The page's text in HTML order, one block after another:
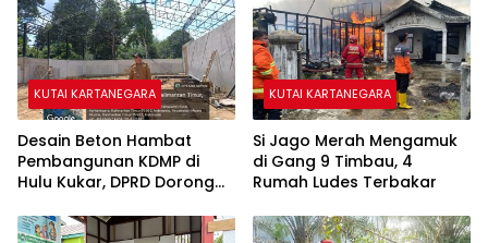
KUTAI KARTANEGARA
Desain Beton Hambat
Pembangunan KDMP di
Hulu Kukar, DPRD Dorong
KUTAI KARTANEGARA
Si Jago Merah Mengamuk
di Gang 9 Timbau, 4
Rumah Ludes Terbakar